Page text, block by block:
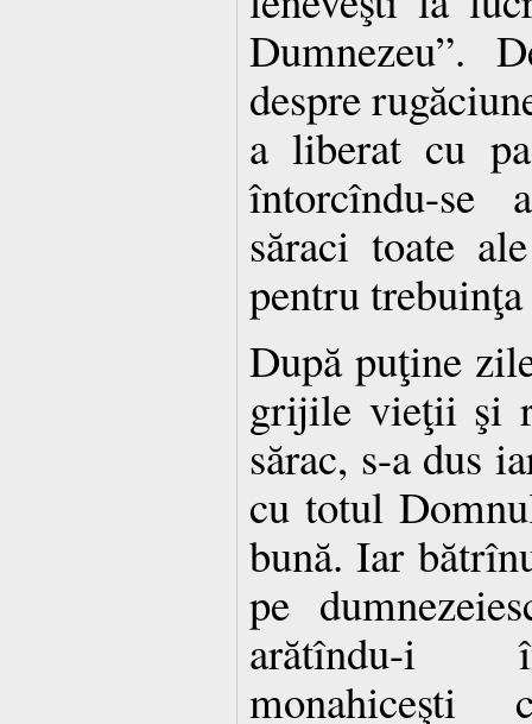
Dumnezeu”.
despre
a liberat cu
întorcîndu-se
săraci toate
pentru trebuinţa
După puţine
grijile vieţii şi
sărac, s-a dus
cu totul
bună. Iar
pe
arătîndu-i